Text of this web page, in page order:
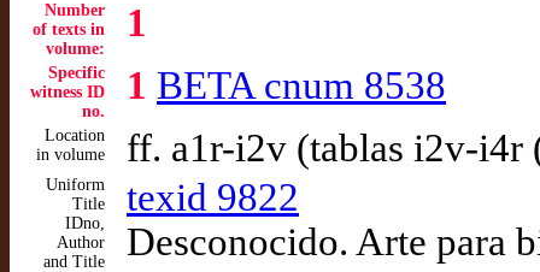
Number
of texts in
volume:
1
Specific
witness ID
no.
1 BETA cnum 8538
Location
in volume
ff. a1r-i2v (tablas i2v-i4r
Uniform
Title
IDno,
Author
and Title
texid 9822
Desconocido. Arte para